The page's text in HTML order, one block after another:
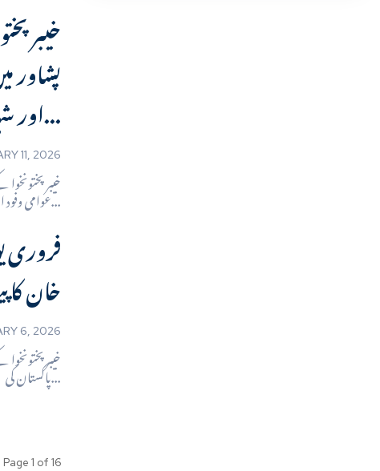
اور شہریوں سے...
11, 2026
عوامی وفود اور شہریوں سے...
خان کا
6, 2026
پاکستان کی...
Page 1 of 16